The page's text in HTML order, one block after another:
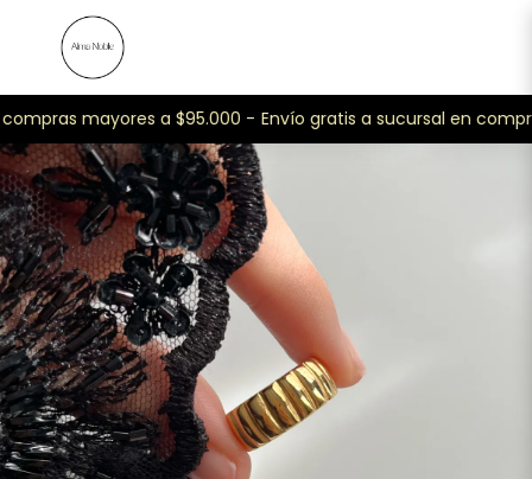
mayores a $95.000 - Envío gratis a sucursal en